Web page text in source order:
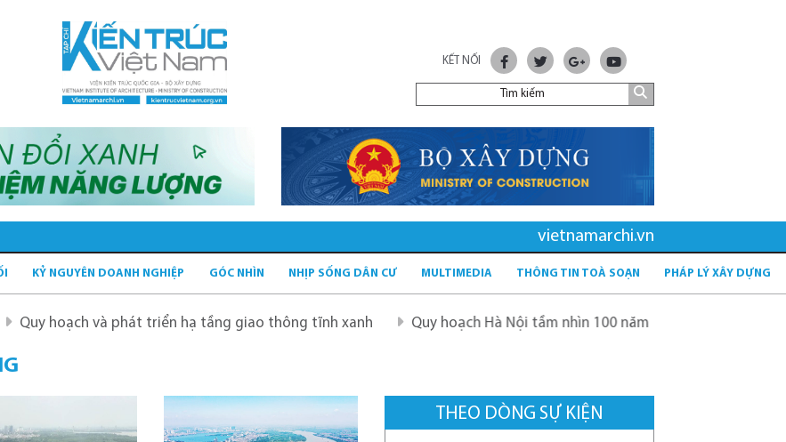
KẾT NỐI
vietnamarchi.vn
KỶ NGUYÊN DOANH NGHIỆP GÓC NHÌN NHỊP SỐNG DÂN CƯ MULTIMEDIA THÔNG TIN TOÀ SOẠN PHÁP LÝ XÂY DỰNG
và phát triển hạ tầng giao thông tĩnh xanh Quy hoạch Hà Nội tầm nhìn 100 năm Quy hoạch mới sau sáp
THEO DÒNG SỰ KIỆN